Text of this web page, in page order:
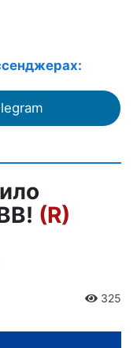
(R)
325